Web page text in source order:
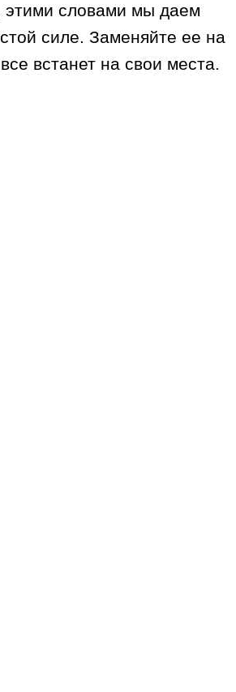
этими словами мы даем
силе. Заменяйте ее на
встанет на свои места.